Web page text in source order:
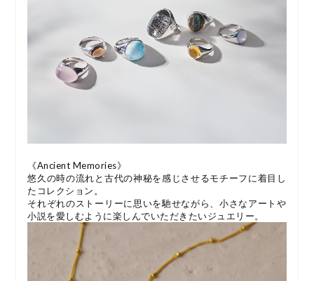
《Ancient Memories》
悠久の時の流れと古代の神秘を感じさせるモチーフに着目し
たコレクション。
それぞれのストーリーに思いを馳せながら、小さなアートや
小説を愛しむように楽しんでいただきたいジュエリー。